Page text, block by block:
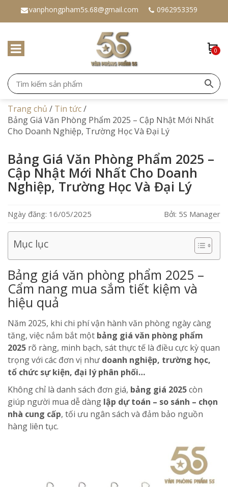
vanphongpham5s.68@gmail.com 0962953359
0
Trang chủ / Tin tức/
Bảng Giá Văn Phòng Phẩm 2025 – Cập Nhật Mới Nhất
Cho Doanh Nghiệp, Trường Học Và Đại Lý
Bảng Giá Văn Phòng Phẩm 2025 –
Cập Nhật Mới Nhất Cho Doanh
Nghiệp, Trường Học Và Đại Lý
Ngày đăng: 16/05/2025 Bởi: 5S Manager
Mục lục
Bảng giá văn phòng phẩm 2025 –
Cẩm nang mua sắm tiết kiệm và
hiệu quả
Năm 2025, khi chi phí vận hành văn phòng ngày càng
tăng, việc nắm bắt một bảng giá văn phòng phẩm
2025 rõ ràng, minh bạch, sát thực tế là điều cực kỳ quan
trọng với các đơn vị như doanh nghiệp, trường học,
tổ chức sự kiện, đại lý phân phối…
Không chỉ là danh sách đơn giá, bảng giá 2025còn
giúp người mua dễ dàng lập dự toán – so sánh – chọn
nhà cung cấp, tối ưu ngân sách và đảm bảo nguồn
hàng liên tục.